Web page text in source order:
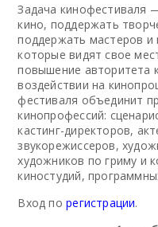
Задача кинофестиваля
кино, поддержать
поддержать мастеров
которые видят свое
повышение авторитета
воздействии на
фестиваля объединит
кинопрофессий:
кастинг-директоров,
звукорежиссеров,
художников по гриму и
киностудий,
Вход порегистрации.